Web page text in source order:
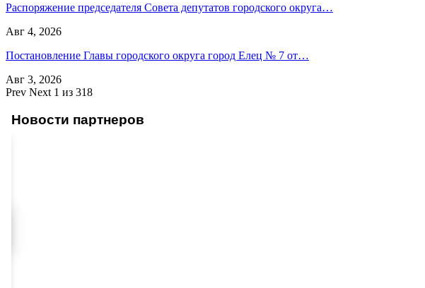
Распоряжение председателя Совета депутатов городского округа…
Авг 4, 2026
Постановление Главы городского округа город Елец № 7 от…
Авг 3, 2026
Prev Next 1 из 318
Новости партнеров